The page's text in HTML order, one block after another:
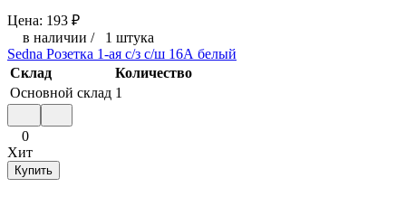
Цена: 193 ₽
в наличии / 1 штука
Sedna Розетка 1-ая с/з с/ш 16А белый
Склад
Количество
Основной склад 1
0
Хит
Купить